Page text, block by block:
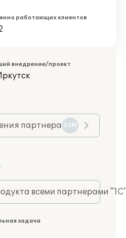
работающих клиентов
внедрение/проект
партнера 2381
всеми партнерами
задача